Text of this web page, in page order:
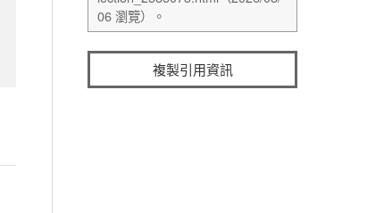
複製引用資訊